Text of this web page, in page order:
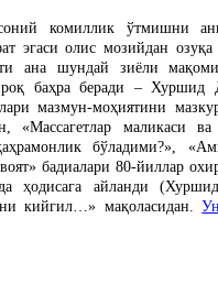
комиллик ўтмишни
эгаси олис мозийдан
ана шундай зиёли
баҳра беради – Хуршид
мазмун-моҳиятини
«Массагетлар маликаси
бўладими?»,
бадиалари 80-йиллар
ҳодисага айланди
кийгил…» мақоласидан.